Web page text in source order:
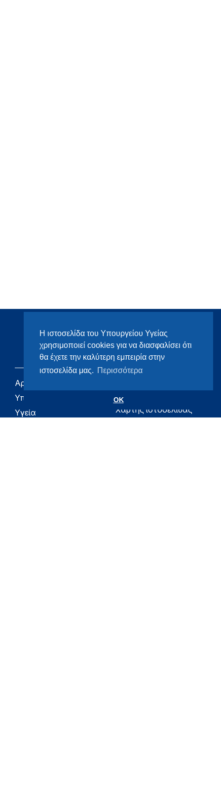
Η ιστοσελίδα του Υπουργείου Υγείας
χρησιμοποιεί cookies για να διασφαλίσει ότι
θα έχετε την καλύτερη εμπειρία στην
ιστοσελίδα μας. Περισσότερα
OK
Αρχική
Υπουργείο
Υγεία
Υγεία
Χάρτης ιστοσελίδας